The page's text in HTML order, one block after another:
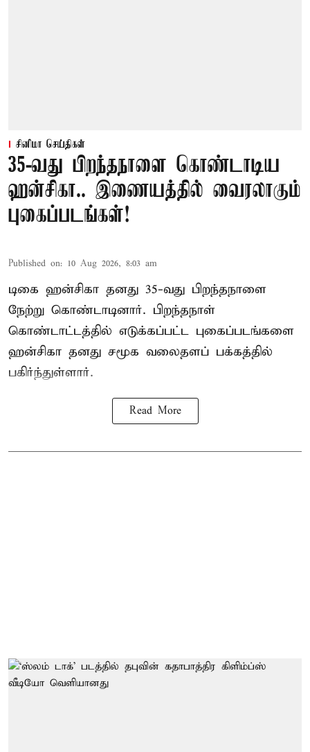
சினிமா செய்திகள்
35-வது பிறந்தநாளை கொண்டாடிய
ஹன்சிகா.. இணையத்தில் வைரலாகும்
புகைப்படங்கள்!
Published on: 10 Aug 2026, 8:03 am
டிகை ஹன்சிகா தனது 35-வது பிறந்தநாளை
நேற்று கொண்டாடினார். பிறந்தநாள்
கொண்டாட்டத்தில் எடுக்கப்பட்ட புகைப்படங்களை
ஹன்சிகா தனது சமூக வலைதளப் பக்கத்தில்
பகிர்ந்துள்ளார்.
Read More